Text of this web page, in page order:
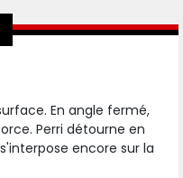
En angle fermé,
Perri détourne en
encore sur la